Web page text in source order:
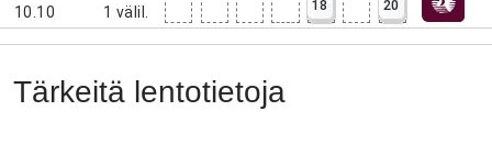
10.10
1 välil.
18
20
Tärkeitä lentotietoja